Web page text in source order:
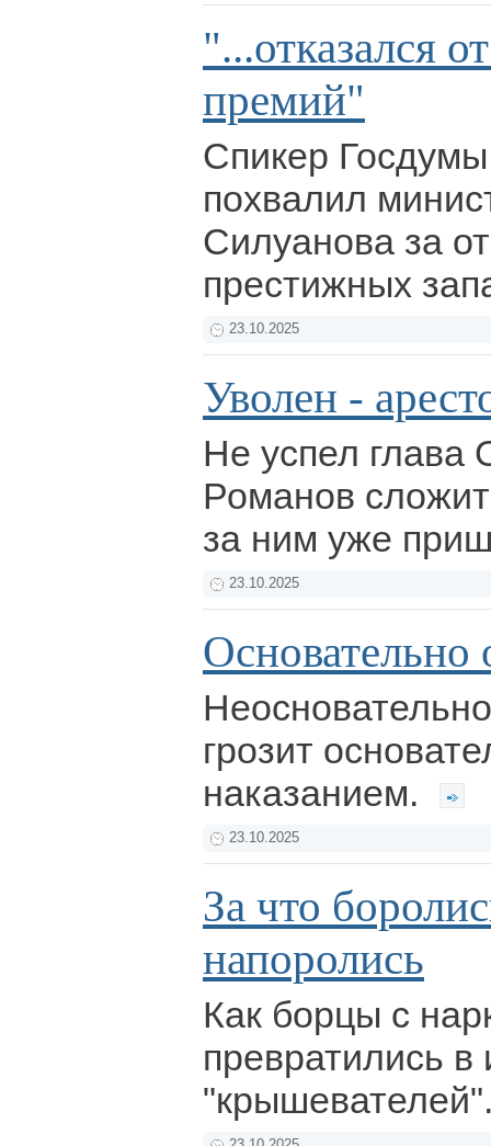
"...отказался
премий"
Спикер
похвалил
Силуанова за
престижных
23.10.2025
Уволен -
Не успел глава
Романов
за ним уже
23.10.2025
грозит
наказанием.
23.10.2025
За что
напоролись
Как борцы с
превратились в